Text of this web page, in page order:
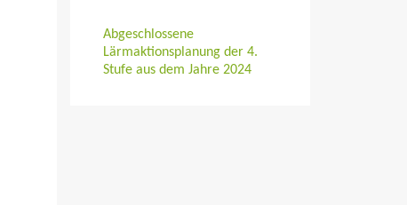
Abgeschlossene
Lärmaktionsplanung der 4.
Stufe aus dem Jahre 2024